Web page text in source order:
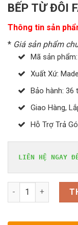
BẾP TỪ ĐÔI
Thông tin sản
* Giá sản phẩm
Mã sản
Xuất Xứ:
Bảo hành: 36
Giao Hàng,
Hỗ Trợ Trả
LIÊN HỆ NGAY
BẾP TỪ ĐÔI FANDI